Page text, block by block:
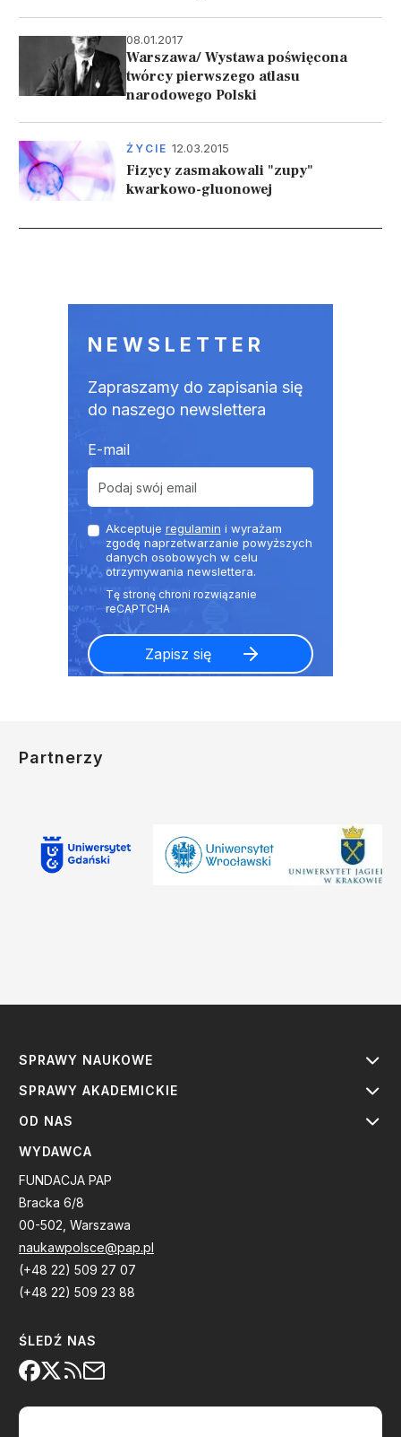
08.01.2017
Warszawa/ Wystawa poświęcona
twórcy pierwszego atlasu
narodowego Polski
ŻYCIE 12.03.2015
Fizycy zasmakowali "zupy"
kwarkowo-gluonowej
NEWSLETTER
Zapraszamy do zapisania się
do naszego newslettera
E-mail
Akceptuje regulamin i wyrażam
zgodę naprzetwarzanie powyższych
danych osobowych w celu
otrzymywania newslettera.
Partnerzy
SPRAWY NAUKOWE
SPRAWY AKADEMICKIE
OD NAS
WYDAWCA
FUNDACJA PAP
Bracka 6/8
00-502, Warszawa
naukawpolsce@pap.pl
(+48 22) 509 27 07
(+48 22) 509 23 88
ŚLEDŹ NAS